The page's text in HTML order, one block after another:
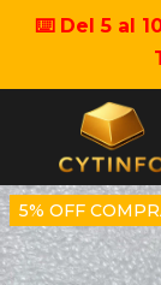
⌨️ Del 5 al
5% OFF